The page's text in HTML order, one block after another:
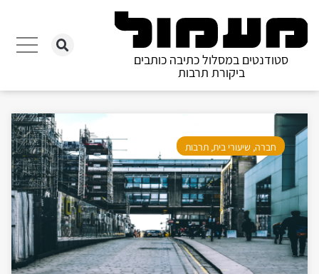
סטודנטים במסלול כתיבה כותבים
ביקורת תרבות
חברה, שיעורי בית, תרבות